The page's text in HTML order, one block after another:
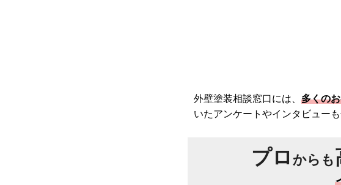
外壁塗装相談窓口には、 多くの
いたアンケートやインタビュー
プロ からも